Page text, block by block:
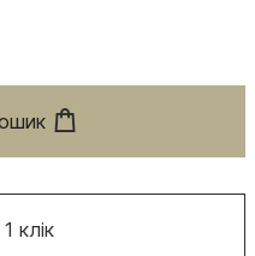
клік